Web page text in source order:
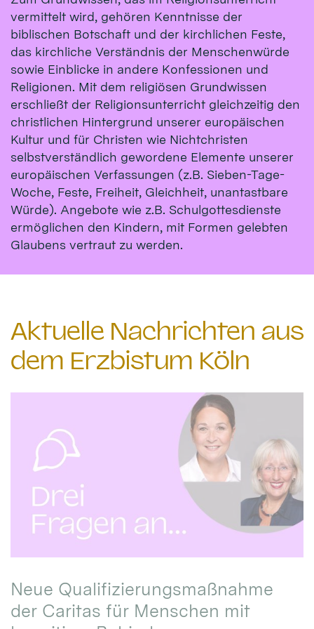
vermittelt wird, gehören Kenntnisse der
biblischen Botschaft und der kirchlichen Feste,
das kirchliche Verständnis der Menschenwürde
sowie Einblicke in andere Konfessionen und
Religionen. Mit dem religiösen Grundwissen
erschließt der Religionsunterricht gleichzeitig den
christlichen Hintergrund unserer europäischen
Kultur und für Christen wie Nichtchristen
selbstverständlich gewordene Elemente unserer
europäischen Verfassungen (z.B. Sieben-Tage-
Woche, Feste, Freiheit, Gleichheit, unantastbare
Würde). Angebote wie z.B. Schulgottesdienste
ermöglichen den Kindern, mit Formen gelebten
Glaubens vertraut zu werden.
Aktuelle Nachrichten aus
dem Erzbistum Köln
Neue Qualifizierungsmaßnahme
der Caritas für Menschen mit